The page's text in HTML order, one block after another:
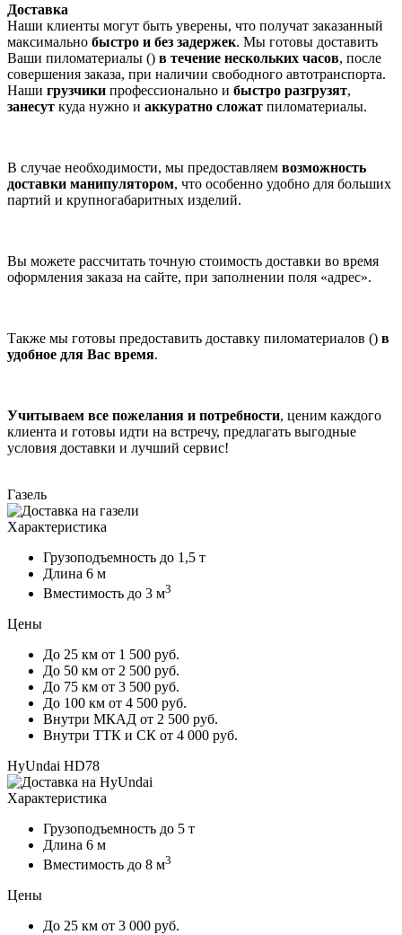
Доставка
Наши клиенты могут быть уверены, что получат заказанный
максимально быстро и без задержек. Мы готовы доставить
Ваши пиломатериалы () в течение нескольких часов, после
совершения заказа, при наличии свободного автотранспорта.
Наши грузчики профессионально и быстро разгрузят,
занесут куда нужно и аккуратно сложат пиломатериалы.
В случае необходимости, мы предоставляем возможность
доставки манипулятором, что особенно удобно для больших
партий и крупногабаритных изделий.
Вы можете рассчитать точную стоимость доставки во время
оформления заказа на сайте, при заполнении поля «адрес».
Также мы готовы предоставить доставку пиломатериалов () в
удобное для Вас время.
Учитываем все пожелания и потребности, ценим каждого
клиента и готовы идти на встречу, предлагать выгодные
условия доставки и лучший сервис!
Газель
Характеристика
Грузоподъемность до 1,5 т
Длина 6 м
Вместимость до 3 м3
Цены
До 25 км от 1 500 руб.
До 50 км от 2 500 руб.
До 75 км от 3 500 руб.
До 100 км от 4 500 руб.
Внутри МКАД от 2 500 руб.
Внутри ТТК и СК от 4 000 руб.
HyUndai HD78
Характеристика
Грузоподъемность до 5 т
Длина 6 м
Вместимость до 8 м3
Цены
До 25 км от 3 000 руб.